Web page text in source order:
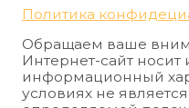
Политика
Обращаем ваше
Интернет-сайт носит
информационный
условиях не